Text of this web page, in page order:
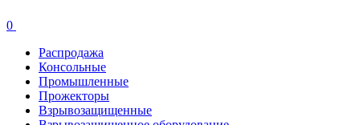
0
Распродажа
Консольные
Промышленные
Прожекторы
Взрывозащищенные